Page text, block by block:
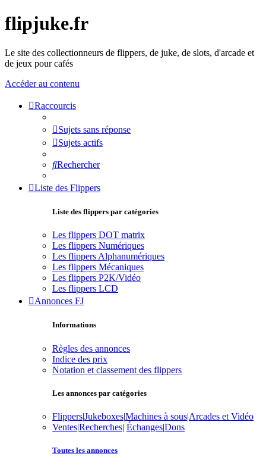
flipjuke.fr
Le site des collectionneurs de flippers, de juke, de slots, d'arcade et
de jeux pour cafés
Accéder au contenu
Raccourcis
Sujets sans réponse
Sujets actifs
Rechercher
Liste des Flippers
Liste des flippers par catégories
Les flippers DOT matrix
Les flippers Numériques
Les flippers Alphanumériques
Les flippers Mécaniques
Les flippers P2K/Vidéo
Les flippers LCD
Annonces FJ
Informations
Règles des annonces
Indice des prix
Notation et classement des flippers
Les annonces par catégories
Flippers|Jukeboxes|Machines à sous|Arcades et Vidéo
Ventes|Recherches| Échanges|Dons
Toutes les annonces